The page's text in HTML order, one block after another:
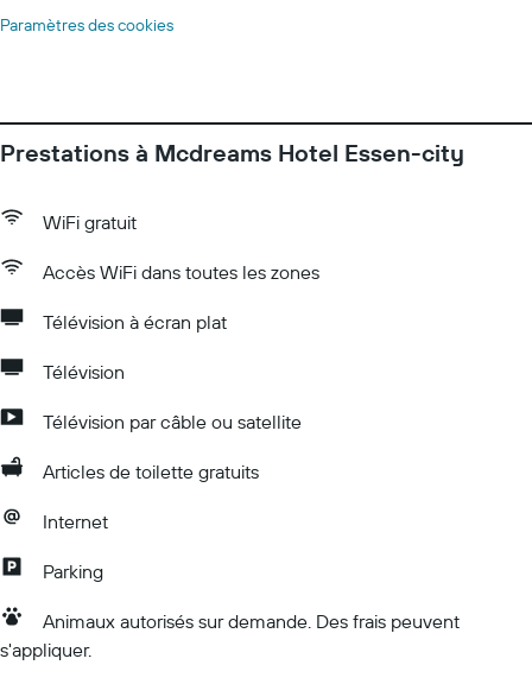
Paramètres des cookies
Prestations à Mcdreams Hotel Essen-city
WiFi gratuit
Accès WiFi dans toutes les zones
Télévision à écran plat
Télévision
Télévision par câble ou satellite
Articles de toilette gratuits
Internet
Parking
Animaux autorisés sur demande. Des frais peuvent
s'appliquer.